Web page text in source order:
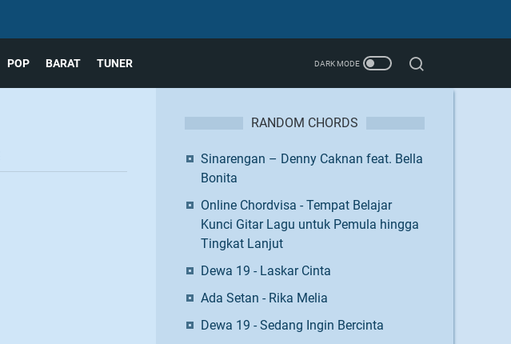
POP BARAT TUNER
RANDOM CHORDS
Sinarengan – Denny Caknan feat. Bella
Bonita
Online Chordvisa - Tempat Belajar
Kunci Gitar Lagu untuk Pemula hingga
Tingkat Lanjut
Dewa 19 - Laskar Cinta
Ada Setan - Rika Melia
Dewa 19 - Sedang Ingin Bercinta